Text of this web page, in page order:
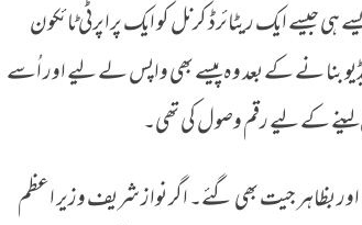
ہی جیسے ایک ریٹائرڈ کرنل کو ایک پراپرٹی ٹائکون
بنا نے کے بعد وہ پیسے بھی واپس لے لیے اور اُسے
کے لیے رقم وصول کی تھی۔
بظاہر جیت بھی گئے۔ اگر نواز شریف وزیر اعظم